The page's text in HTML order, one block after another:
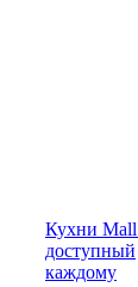
Кухни Mall
доступный
каждому